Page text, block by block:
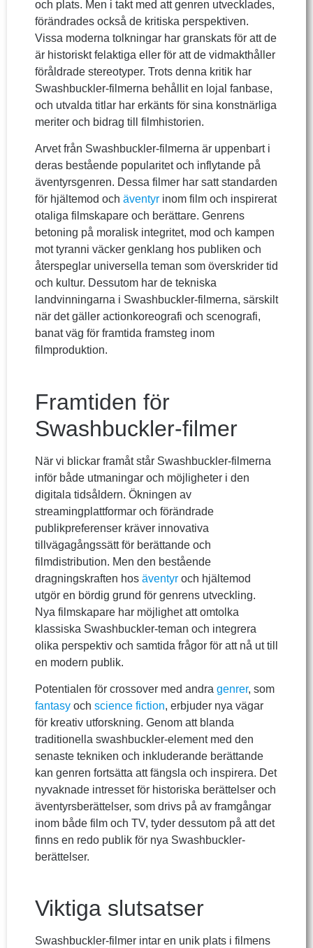
och plats. Men i takt med att genren utvecklades,
förändrades också de kritiska perspektiven.
Vissa moderna tolkningar har granskats för att de
är historiskt felaktiga eller för att de vidmakthåller
föråldrade stereotyper. Trots denna kritik har
Swashbuckler-filmerna behållit en lojal fanbase,
och utvalda titlar har erkänts för sina konstnärliga
meriter och bidrag till filmhistorien.
Arvet från Swashbuckler-filmerna är uppenbart i
deras bestående popularitet och inflytande på
äventyrsgenren. Dessa filmer har satt standarden
för hjältemod och äventyr inom film och inspirerat
otaliga filmskapare och berättare. Genrens
betoning på moralisk integritet, mod och kampen
mot tyranni väcker genklang hos publiken och
återspeglar universella teman som överskrider tid
och kultur. Dessutom har de tekniska
landvinningarna i Swashbuckler-filmerna, särskilt
när det gäller actionkoreografi och scenografi,
banat väg för framtida framsteg inom
filmproduktion.
Framtiden för
Swashbuckler-filmer
När vi blickar framåt står Swashbuckler-filmerna
inför både utmaningar och möjligheter i den
digitala tidsåldern. Ökningen av
streamingplattformar och förändrade
publikpreferenser kräver innovativa
tillvägagångssätt för berättande och
filmdistribution. Men den bestående
dragningskraften hos äventyr och hjältemod
utgör en bördig grund för genrens utveckling.
Nya filmskapare har möjlighet att omtolka
klassiska Swashbuckler-teman och integrera
olika perspektiv och samtida frågor för att nå ut till
en modern publik.
Potentialen för crossover med andra genrer, som
fantasy och science fiction, erbjuder nya vägar
för kreativ utforskning. Genom att blanda
traditionella swashbuckler-element med den
senaste tekniken och inkluderande berättande
kan genren fortsätta att fängsla och inspirera. Det
nyvaknade intresset för historiska berättelser och
äventyrsberättelser, som drivs på av framgångar
inom både film och TV, tyder dessutom på att det
finns en redo publik för nya Swashbuckler-
berättelser.
Viktiga slutsatser
Swashbuckler-filmer intar en unik plats i filmens